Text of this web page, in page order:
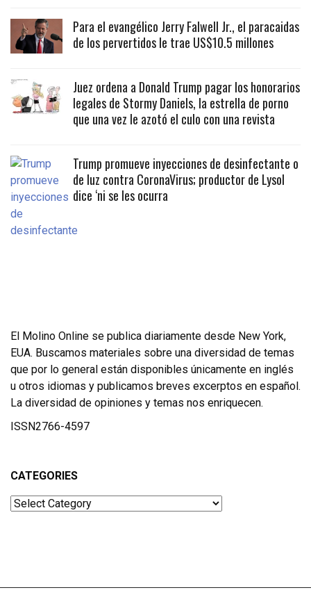
Para el evangélico Jerry Falwell Jr., el paracaidas
de los pervertidos le trae US$10.5 millones
Juez ordena a Donald Trump pagar los honorarios
legales de Stormy Daniels, la estrella de porno
que una vez le azotó el culo con una revista
Trump promueve inyecciones de desinfectante o
de luz contra CoronaVirus; productor de Lysol
dice ‘ni se les ocurra
El Molino Online se publica diariamente desde New York,
EUA. Buscamos materiales sobre una diversidad de temas
que por lo general están disponibles únicamente en inglés
u otros idiomas y publicamos breves excerptos en español.
La diversidad de opiniones y temas nos enriquecen.
ISSN2766-4597
CATEGORIES
Categories